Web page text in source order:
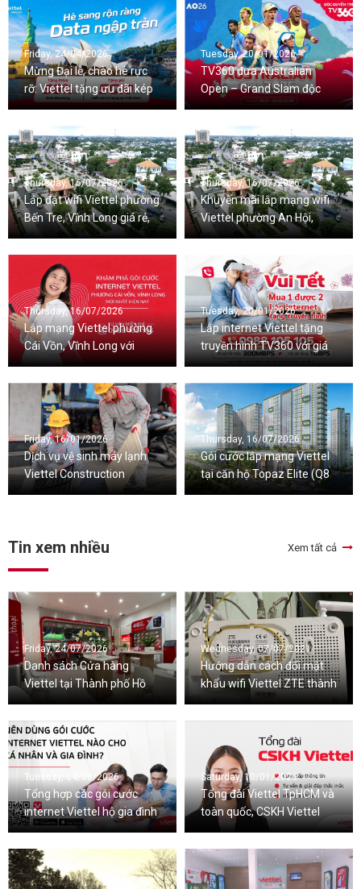
Friday, 24/04/2026
Mừng Đại lễ, chào hè rực
rỡ: Viettel tặng ưu đãi kép
Data Roaming và Data 5G
trong nước
Tuesday, 20/01/2026
TV360 đưa Australian
Open – Grand Slam độc
quyền từ 2026-2029 đến
với khán giả Việt
Thursday, 16/07/2026
Lắp đặt wifi Viettel phường
Bến Tre, Vĩnh Long giá rẻ,
nhiều ưu đãi
Thursday, 16/07/2026
Khuyến mãi lắp mạng wifi
Viettel phường An Hội,
Vĩnh Long mới nhất
Thursday, 16/07/2026
Lắp mạng Viettel phường
Cái Vồn, Vĩnh Long với
nhiều ưu đãi đi kèm
Tuesday, 20/01/2026
Lắp internet Viettel tặng
truyền hình TV360 với giá
cước ưu đãi
Friday, 16/01/2026
Dịch vụ vệ sinh máy lạnh
Viettel Construction
chuyên nghiệp
Thursday, 16/07/2026
Gói cước lắp mạng Viettel
tại căn hộ Topaz Elite (Q8
cũ), TPHCM
Tin xem nhiều Xem tất cả
Friday, 24/07/2026
Danh sách Cửa hàng
Viettel tại Thành phố Hồ
Chí Minh
Wednesday, 07/07/2021
Hướng dẫn cách đổi mật
khẩu wifi Viettel ZTE thành
công 100%
Tuesday, 04/08/2026
Tổng hợp các gói cước
internet Viettel hộ gia đình
mới nhất 2026
Saturday, 10/01/2026
Tổng đài Viettel TpHCM và
toàn quốc, CSKH Viettel
24/7